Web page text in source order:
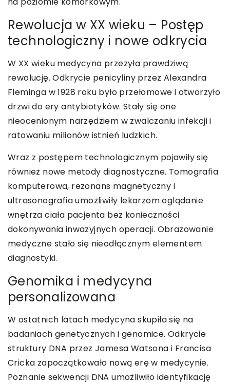
Rewolucja w XX wieku – Postęp
technologiczny i nowe odkrycia
W XX wieku medycyna przeżyła prawdziwą
rewolucję. Odkrycie penicyliny przez Alexandra
Fleminga w 1928 roku było przełomowe i otworzyło
drzwi do ery antybiotyków. Stały się one
nieocenionym narzędziem w zwalczaniu infekcji i
ratowaniu milionów istnień ludzkich.
Wraz z postępem technologicznym pojawiły się
również nowe metody diagnostyczne. Tomografia
komputerowa, rezonans magnetyczny i
ultrasonografia umożliwiły lekarzom oglądanie
wnętrza ciała pacjenta bez konieczności
dokonywania inwazyjnych operacji. Obrazowanie
medyczne stało się nieodłącznym elementem
diagnostyki.
Genomika i medycyna
personalizowana
W ostatnich latach medycyna skupiła się na
badaniach genetycznych i genomice. Odkrycie
struktury DNA przez Jamesa Watsona i Francisa
Cricka zapoczątkowało nową erę w medycynie.
Poznanie sekwencji DNA umożliwiło identyfikację